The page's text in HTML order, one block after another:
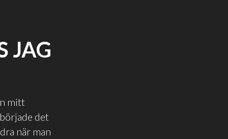
JAG
mitt
det
när man